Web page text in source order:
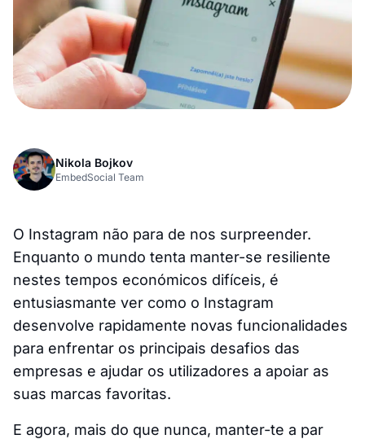
Nikola Bojkov
EmbedSocial Team
O Instagram não para de nos surpreender.
Enquanto o mundo tenta manter-se resiliente
nestes tempos económicos difíceis, é
entusiasmante ver como o Instagram
desenvolve rapidamente novas funcionalidades
para enfrentar os principais desafios das
empresas e ajudar os utilizadores a apoiar as
suas marcas favoritas.
E agora, mais do que nunca, manter-te a par